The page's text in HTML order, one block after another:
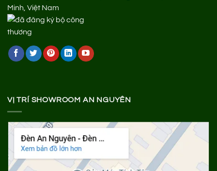
Minh, Việt Nam
VỊ TRÍ SHOWROOM AN NGUYÊN